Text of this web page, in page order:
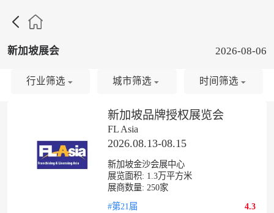

新加坡展会 2026-08-06
新加坡品牌授权展览会
FL Asia
2026.08.13-08.15
新加坡金沙会展中心
展览面积: 1.3万平方米
展商数量: 250家
#第21届
4.3
行业筛选 城市筛选 时间筛选